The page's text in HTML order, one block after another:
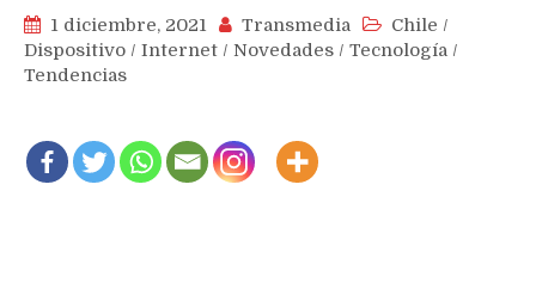
1 diciembre, 2021 Transmedia Chile /
Dispositivo / Internet / Novedades / Tecnología /
Tendencias